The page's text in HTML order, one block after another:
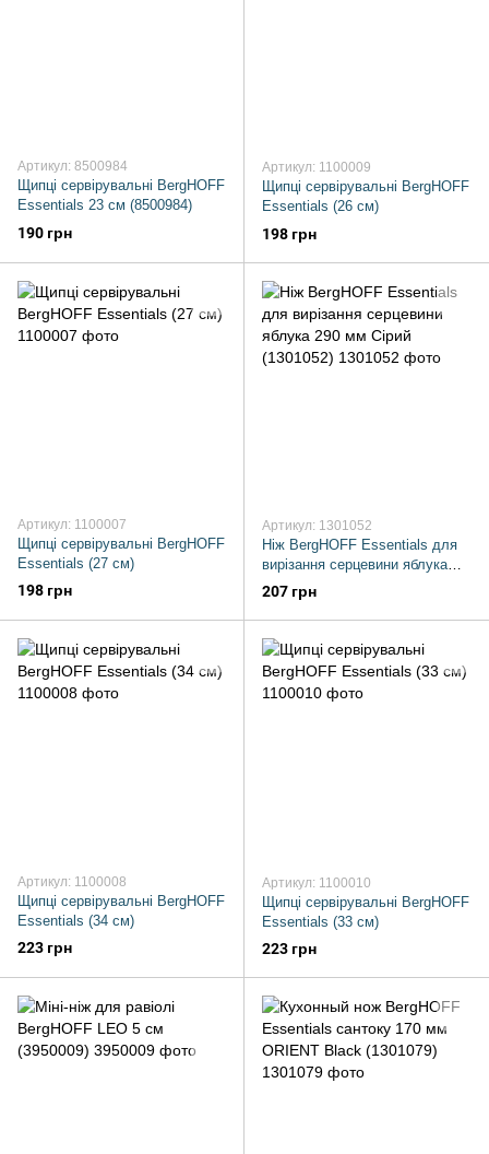
Артикул: 8500984
Щипці сервірувальні BergHOFF
Essentials 23 см (8500984)
190 грн
Артикул: 1100009
Щипці сервірувальні BergHOFF
Essentials (26 см)
198 грн
Артикул: 1100007
Щипці сервірувальні BergHOFF
Essentials (27 см)
198 грн
Артикул: 1301052
Ніж BergHOFF Essentials для
вирізання серцевини яблука
290 мм Сірий (1301052)
207 грн
Артикул: 1100008
Щипці сервірувальні BergHOFF
Essentials (34 см)
223 грн
Артикул: 1100010
Щипці сервірувальні BergHOFF
Essentials (33 см)
223 грн